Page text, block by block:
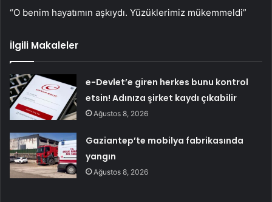
“O benim hayatımın aşkıydı. Yüzüklerimiz mükemmeldi”
İlgili Makaleler
e-Devlet’e giren herkes bunu kontrol
etsin! Adınıza şirket kaydı çıkabilir
Ağustos 8, 2026
Gaziantep’te mobilya fabrikasında
yangın
Ağustos 8, 2026